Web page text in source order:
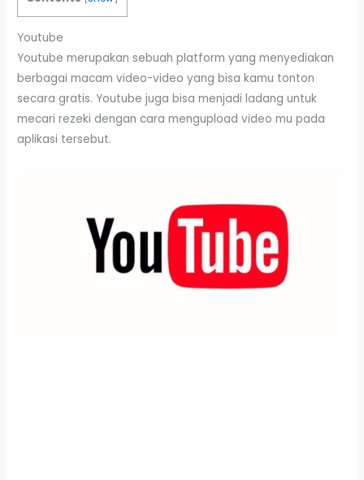
Youtube
Youtube merupakan sebuah platform yang menyediakan
berbagai macam video-video yang bisa kamu tonton
secara gratis. Youtube juga bisa menjadi ladang untuk
mecari rezeki dengan cara mengupload video mu pada
aplikasi tersebut.